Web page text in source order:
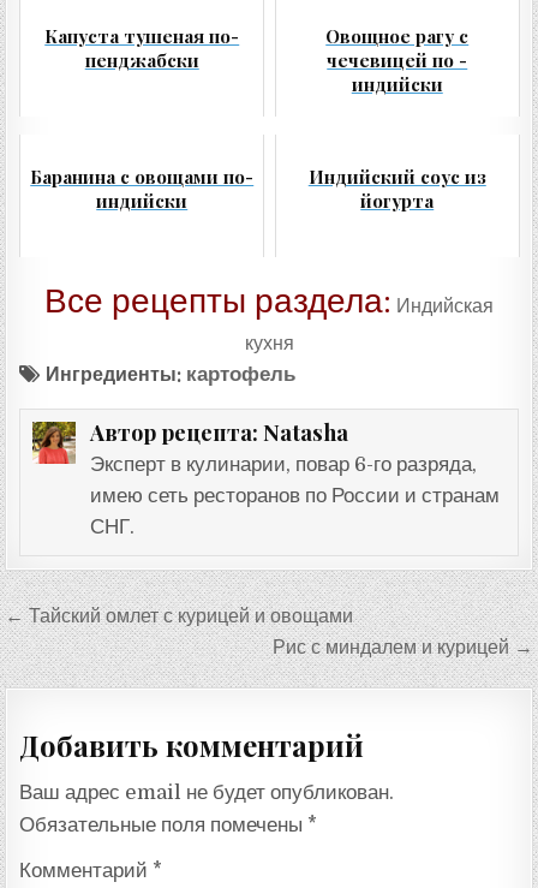
Капуста тушеная по-
пенджабски
Овощное рагу с
чечевицей по -
индийски
Баранина с овощами по-
индийски
Индийский соус из
йогурта
Все рецепты раздела: Индийская
кухня
Ингредиенты: картофель
Автор рецепта: Natasha
Эксперт в кулинарии, повар 6-го разряда,
имею сеть ресторанов по России и странам
СНГ.
Навигация
по
записям
← Тайский омлет с курицей и овощами
Рис с миндалем и курицей →
Добавить комментарий
Ваш адрес email не будет опубликован.
Обязательные поля помечены *
Комментарий *